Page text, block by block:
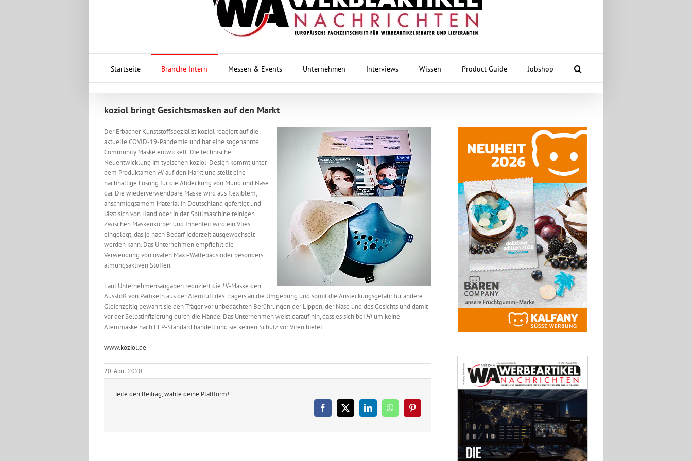
Startseite Branche Intern Messen & Events Unternehmen Interviews Wissen Product Guide Jobshop
koziol bringt Gesichtsmasken auf den Markt
Der Erbacher Kunststoffspezialist koziol reagiert auf die
aktuelle COVID-19-Pandemie und hat eine sogenannte
Community Maske entwickelt. Die technische
Neuentwicklung im typischen koziol-Design kommt unter
dem ProduktamenHIauf den Markt und stellt eine
nachhaltige Lösung für die Abdeckung von Mund und Nase
dar. Die wiederverwendbare Maske wird aus flexiblem,
anschmiegsamem Material in Deutschland gefertigt und
lässt sich von Hand oder in der Spülmaschine reinigen.
Zwischen Maskenkörper und Innenteil wird ein Vlies
eingelegt, das je nach Bedarf jederzeit ausgewechselt
werden kann. Das Unternehmen empfiehlt die
Verwendung von ovalen Maxi-Wattepads oder besonders
atmungsaktiven Stoffen.
Laut Unternehmensangaben reduziert die HI-Maske den
Ausstoß von Partikeln aus der Atemluft des Trägers an die Umgebung und somit die Ansteckungsgefahr für andere.
Gleichzeitig bewahrt sie den Träger vor unbedachten Berührungen der Lippen, der Nase und des Gesichts und damit
vor der Selbstinfizierung durch die Hände. Das Unternehmen weist darauf hin, dass es sich beiHI um keine
Atemmaske nach FFP-Standard handelt und sie keinen Schutz vor Viren bietet.
www.koziol.de
20. April 2020
Teile den Beitrag, wähle deine Plattform!
Facebook
X LinkedInWhatsAppPinterest